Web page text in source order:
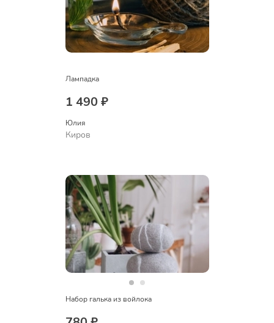
Лампадка
1 490 ₽
Юлия
Киров
Набор галька из войлока